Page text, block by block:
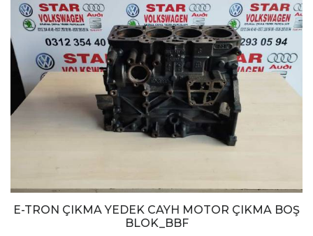
E-TRON ÇIKMA YEDEK CAYH MOTOR ÇIKMA BOŞ
BLOK_BBF